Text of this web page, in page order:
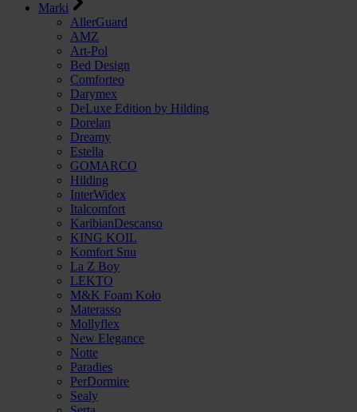
Marki
AllerGuard
AMZ
Art-Pol
Bed Design
Comforteo
Darymex
DeLuxe Edition by Hilding
Dorelan
Dreamy
Estella
GOMARCO
Hilding
InterWidex
Italcomfort
KaribianDescanso
KING KOIL
Komfort Snu
La Z Boy
LEKTO
M&K Foam Koło
Materasso
Mollyflex
New Elegance
Notte
Paradies
PerDormire
Sealy